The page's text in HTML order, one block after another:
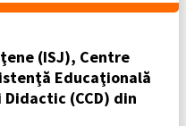
(ISJ), Centre
Educaţională
Didactic (CCD) din